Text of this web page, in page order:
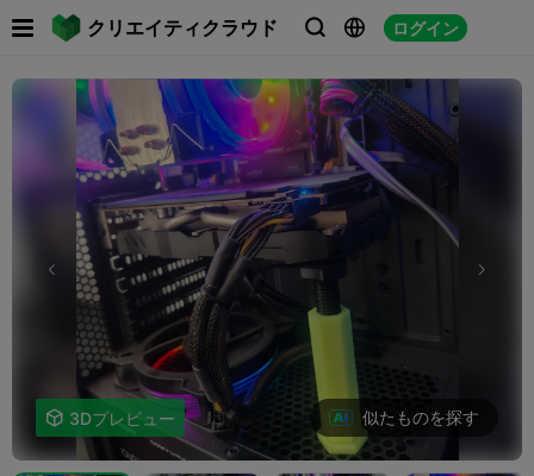
クリエイティクラウド   ログイン
 
 3Dプレビュー 似たものを探す